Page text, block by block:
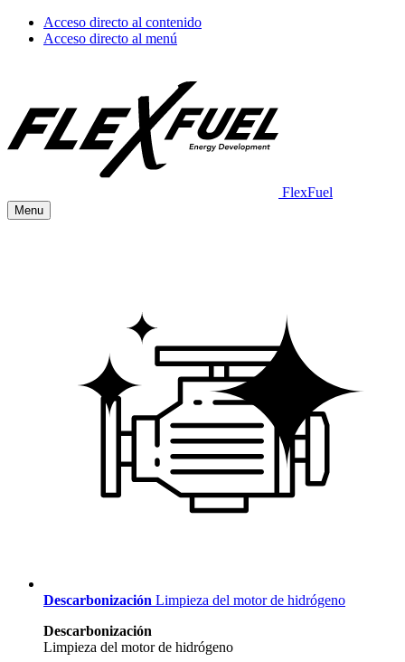
Acceso directo al contenido
Acceso directo al menú
FlexFuel
Menu
Descarbonización Limpieza del motor de hidrógeno
Descarbonización
Limpieza del motor de hidrógeno